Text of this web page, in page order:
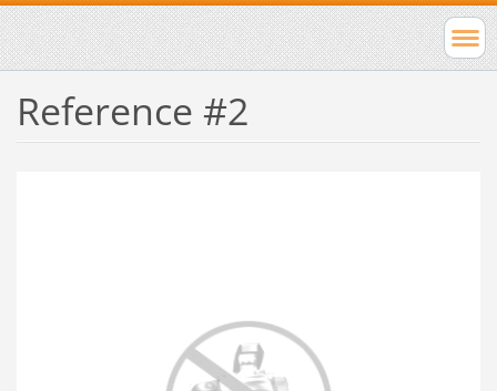
Reference #2